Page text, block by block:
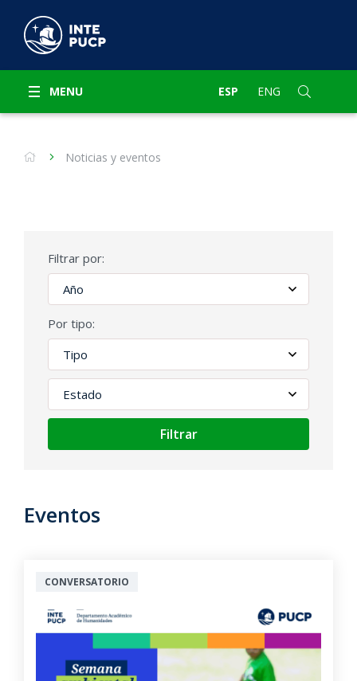
MENU ESP ENG
Noticias y eventos
Filtrar por:
Por tipo:
Filtrar
Eventos
CONVERSATORIO